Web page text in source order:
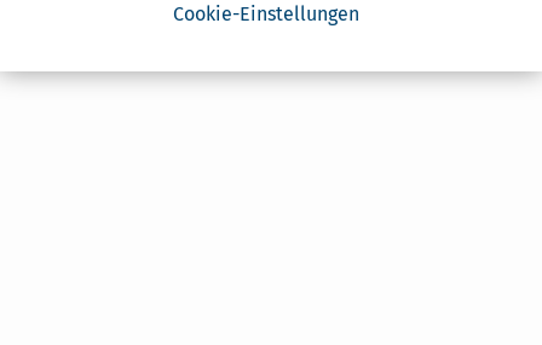
Cookie-Einstellungen